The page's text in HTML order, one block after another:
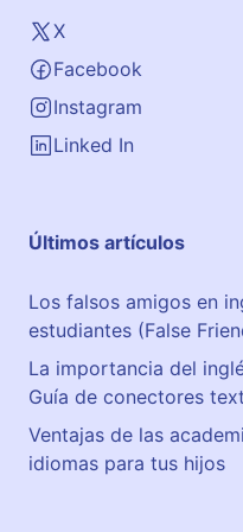
X
Facebook
Instagram
Linked In
Últimos artículos
Los falsos amigos en
estudiantes (False
La importancia del
Guía de conectores
Ventajas de las
idiomas para tus hijos